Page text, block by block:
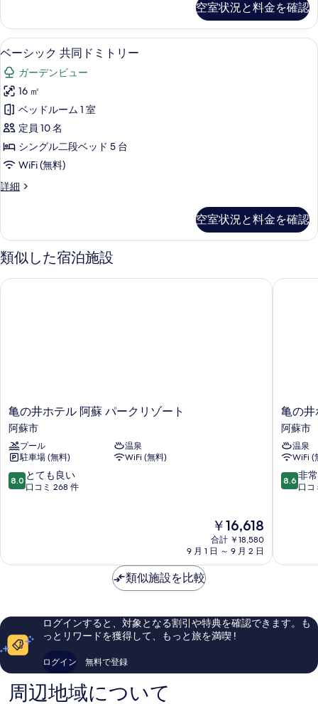
す
る
リ
ー
の
す
べ
て
の
写
真
を
す
る
ク
共
同
ド
ミ
ト
リ
ー
の
詳
細
空室状況と料金を確認
ベ
ー
シ
ッ
ク
共
同
ミ
リ
ー
の
す
表
示
す
る
ベビーベッド (無料)、WiFi (無料)、ベ
9
ベーシック 共同ドミトリー
ガーデンビュー
16 ㎡
ベッドルーム 1 室
定員 10 名
シングル二段ベッド 5 台
WiFi (無料)
詳細
ベ
ク
共
同
ミ
空室状況と料金を確認
類似した宿泊施設
亀
の
井
ホ
テ
ル
阿
ゾ
蘇
亀の井ホテル 阿蘇 パークリゾート
阿蘇市
プール
温泉
駐車場 (無料)
WiFi (無料)
10
段
も
コ
268
件
口
8.0 とても良い
口コミ 268 件
現
在
の
￥16,618
合計 ￥18,580
9 月 1 日 ～ 9 月 2 日
亀の井ホテル 阿蘇 パークリゾート
亀
の
井
ホ
テ
ル
阿
亀の井
阿蘇市
温泉
WiFi (
10
段
に
コ
ミ
8.6 非
口コ
亀の井
類似施設を比較
ログインすると、対象となる割引や特典を確認できます。も
っとリワードを獲得して、もっと旅を満喫 !
ログイン 無料で登録
周辺地域について